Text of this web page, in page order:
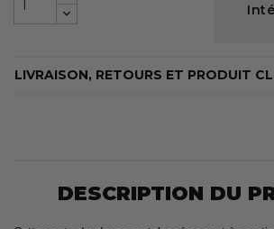
LIVRAISON, RETOURS ET PRODUIT
DESCRIPTION DU